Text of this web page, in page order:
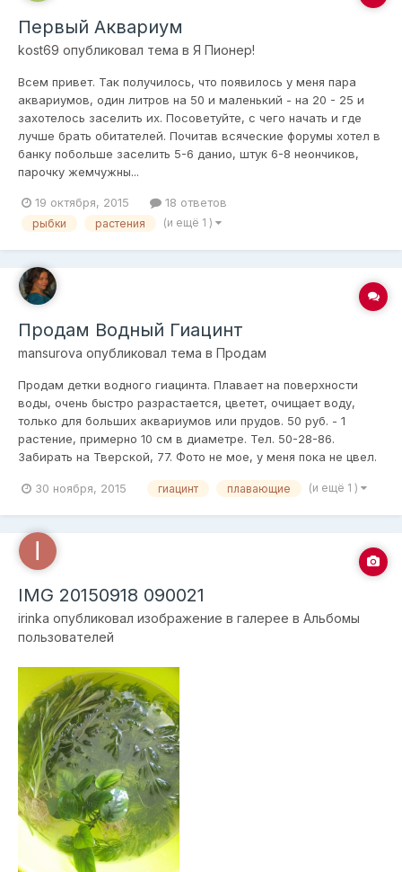
Первый Аквариум
kost69 опубликовал тема в Я Пионер!
Всем привет. Так получилось, что появилось у меня пара
аквариумов, один литров на 50 и маленький - на 20 - 25 и
захотелось заселить их. Посоветуйте, с чего начать и где
лучше брать обитателей. Почитав всяческие форумы хотел в
банку побольше заселить 5-6 данио, штук 6-8 неончиков,
парочку жемчужны...
19 октября, 2015 18 ответов
рыбки растения (и ещё 1 )
Продам Водный Гиацинт
mansurova опубликовал тема в Продам
Продам детки водного гиацинта. Плавает на поверхности
воды, очень быстро разрастается, цветет, очищает воду,
только для больших аквариумов или прудов. 50 руб. - 1
растение, примерно 10 см в диаметре. Тел. 50-28-86.
Забирать на Тверской, 77. Фото не мое, у меня пока не цвел.
30 ноября, 2015 гиацинт плавающие (и ещё 1 )
IMG 20150918 090021
irinka опубликовал изображение в галерее в Альбомы
пользователей